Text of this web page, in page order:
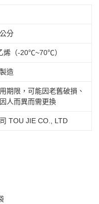
分
烯（-20℃~70℃）
造
期限，可能因老舊破損、
人而異而需更換
TOU JIE CO., LTD